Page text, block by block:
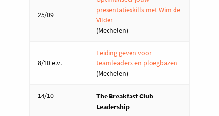
25/09
presentatieskills met Wim de
Vilder
(Mechelen)
8/10 e.v.
Leiding geven voor
teamleaders en ploegbazen
(Mechelen)
14/10
The Breakfast Club
Leadership